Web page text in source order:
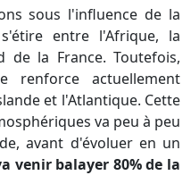
entre l'Afrique, la
de la France. Toutefois,
renforce actuellement
et l'Atlantique. Cette
va peu à peu
avant d'évoluer en un
venir balayer 80% de la